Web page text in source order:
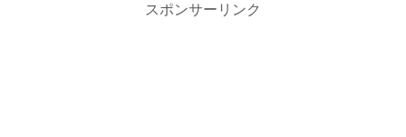
スポンサーリンク